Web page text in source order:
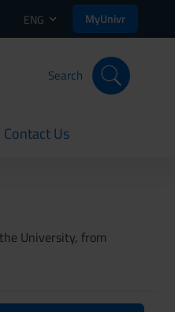
ENG MyUnivr
Search
Contact Us
current
University, from